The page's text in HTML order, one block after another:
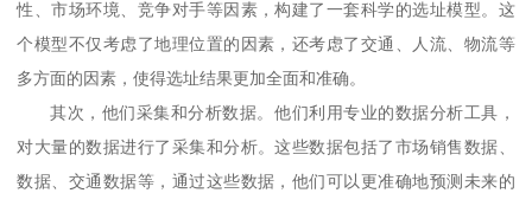
性、市场环境、竞争对手等因素，构建了一套科学的选址模型。这
个模型不仅考虑了地理位置的因素，还考虑了交通、人流、物流等
多方面的因素，使得选址结果更加全面和准确。
其次，他们采集和分析数据。他们利用专业的数据分析工具，
对大量的数据进行了采集和分析。这些数据包括了市场销售数据、
数据、交通数据等，通过这些数据，他们可以更准确地预测未来的